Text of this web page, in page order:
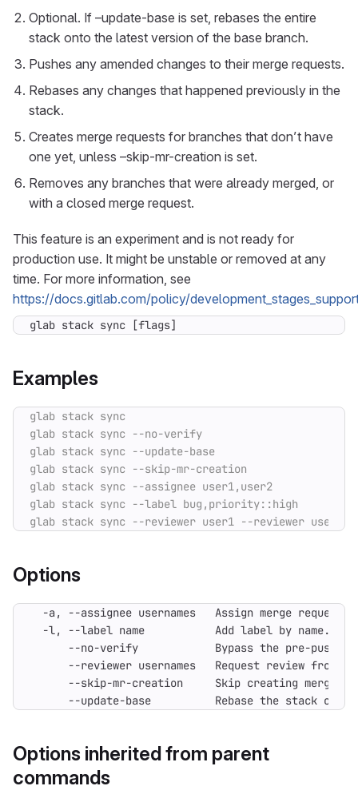
Optional. If –update-base is set, rebases the entire
stack onto the latest version of the base branch.
Pushes any amended changes to their merge requests.
Rebases any changes that happened previously in the
stack.
Creates merge requests for branches that don’t have
one yet, unless –skip-mr-creation is set.
Removes any branches that were already merged, or
with a closed merge request.
This feature is an experiment and is not ready for
production use. It might be unstable or removed at any
time. For more information, see
https://docs.gitlab.com/policy/
glab stack sync [flags]
Examples
Options
--update-base          Rebase the stack onto
Options inherited from parent
commands